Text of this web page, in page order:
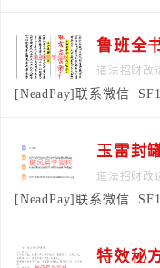
鲁班全
道法招财改
[NeadPay]联系微信
玉雷封
道法招财改
[NeadPay]联系微信
特效秘